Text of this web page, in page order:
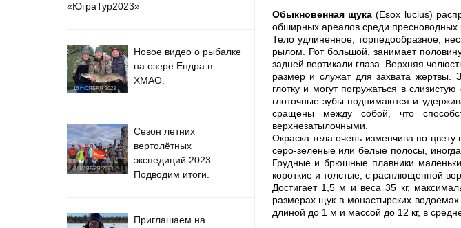
«ЮграТур2023»
16 НОЯБРЯ 2023
Новое видео о рыбалке
на озере Ендра в
ХМАО.
8 НОЯБРЯ 2023
Сезон летних
вертолётных
экспедиций 2023.
Подводим итоги.
Приглашаем на
Обыкновенная щука(Esox lucius)
обширных ареалов среди пресноводных
Тело удлиненное, торпедообразное,
рылом. Рот большой, занимает
задней вертикали глаза. Верхняя
размер и служат для захвата жертвы.
глотку и могут погружаться в
глоточные зубы поднимаются и
сращены между собой, что
верхнезатылочными.
Окраска тела очень изменчива по
серо-зеленые или белые полосы,
Грудные и брюшные плавники
короткие и толстые, с расплющенной
Достигает 1,5 м и веса 35 кг,
размерах щук в монастырских
длиной до 1 м и массой до 12 кг, в